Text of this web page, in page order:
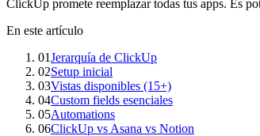
ClickUp promete reemplazar todas tus apps. Es
En este artículo
01Jerarquía de ClickUp
02Setup inicial
03Vistas disponibles (15+)
04Custom fields esenciales
05Automations
06ClickUp vs Asana vs Notion